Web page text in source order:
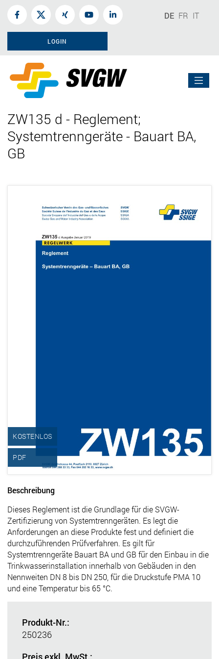
DE FR IT
LOGIN
ZW135 d - Reglement;
Systemtrenngeräte - Bauart BA,
GB
KOSTENLOS
PDF
Beschreibung
Dieses Reglement ist die Grundlage für die SVGW-
Zertifizierung von Systemtrenngeräten. Es legt die
Anforderungen an diese Produkte fest und definiert die
durchzuführenden Prüfverfahren. Es gilt für
Systemtrenngeräte Bauart BA und GB für den Einbau in die
Trinkwasserinstallation innerhalb von Gebäuden in den
Nennweiten DN 8 bis DN 250, für die Druckstufe PMA 10
und eine Temperatur bis 65 °C.
Produkt-Nr.:
250236
Preis exkl. MwSt.: